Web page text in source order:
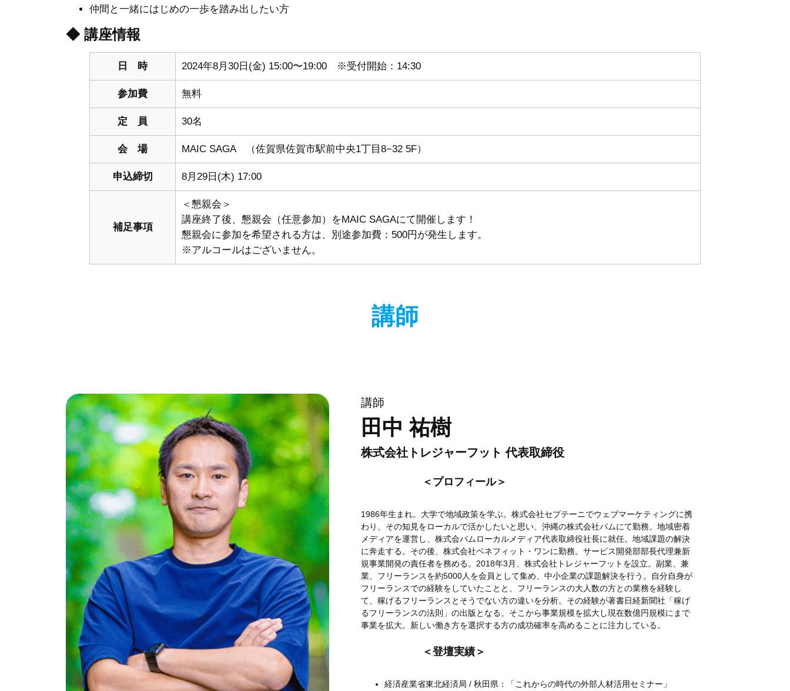
仲間と一緒にはじめの一歩を踏み出したい方
◆ 講座情報
日 時 2024年8月30日(金) 15:00〜19:00 ※受付開始：14:30
参加費 無料
定 員 30名
会 場 MAIC SAGA （佐賀県佐賀市駅前中央1丁目8−32 5F）
申込締切 8月29日(木) 17:00
補足事項
＜懇親会＞
講座終了後、懇親会（任意参加）をMAIC SAGAにて開催します！
懇親会に参加を希望される方は、別途参加費：500円が発生します。
※アルコールはございません。
講師
講師
田中 祐樹
株式会社トレジャーフット 代表取締役
＜プロフィール＞
1986年生まれ。大学で地域政策を学ぶ。株式会社セプテーニでウェブマーケティングに携
わり、その知見をローカルで活かしたいと思い、沖縄の株式会社パムにて勤務。地域密着
メディアを運営し、株式会パムローカルメディア代表取締役社⻑に就任。地域課題の解決
に奔走する。その後、株式会社ベネフィット・ワンに勤務。サービス開発部部⻑代理兼新
規事業開発の責任者を務める。2018年3月、株式会社トレジャーフットを設立。副業、兼
業、フリーランスを約5000人を会員として集め、中小企業の課題解決を行う。自分自身が
フリーランスでの経験をしていたことと、フリーランスの大人数の方との業務を経験し
て、稼げるフリーランスとそうでない方の違いを分析。その経験が著書日経新聞社「稼げ
るフリーランスの法則」の出版となる。そこから事業規模を拡大し現在数億円規模にまで
事業を拡大。新しい働き方を選択する方の成功確率を高めることに注力している。
＜登壇実績＞
経済産業省東北経済局 / 秋田県：「これからの時代の外部人材活用セミナー」